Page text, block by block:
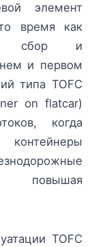
элемент
время как
сбор и
и первом
типа TOFC
on flatcar)
когда
повышая
TOFC